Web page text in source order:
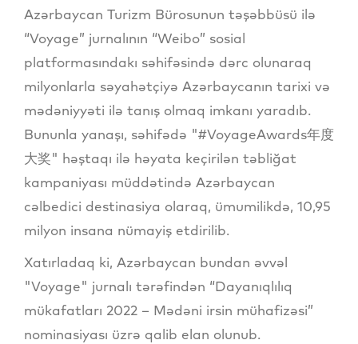
Azərbaycan Turizm Bürosunun təşəbbüsü ilə
“Voyage” jurnalının “Weibo” sosial
platformasındakı səhifəsində dərc olunaraq
milyonlarla səyahətçiyə Azərbaycanın tarixi və
mədəniyyəti ilə tanış olmaq imkanı yaradıb.
Bununla yanaşı, səhifədə "#VoyageAwards年度
大奖" həştaqı ilə həyata keçirilən təbliğat
kampaniyası müddətində Azərbaycan
cəlbedici destinasiya olaraq, ümumilikdə, 10,95
milyon insana nümayiş etdirilib.
Xatırladaq ki, Azərbaycan bundan əvvəl
"Voyage" jurnalı tərəfindən “Dayanıqlılıq
mükafatları 2022 – Mədəni irsin mühafizəsi”
nominasiyası üzrə qalib elan olunub.